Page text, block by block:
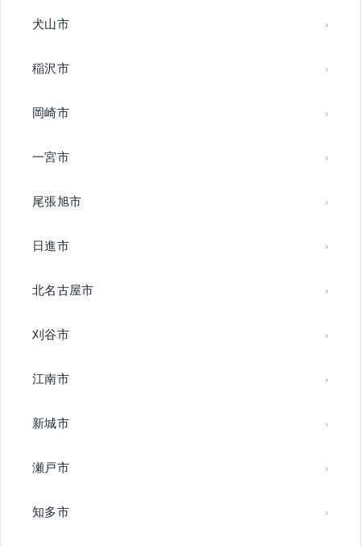
犬山市
稲沢市
岡崎市
一宮市
尾張旭市
日進市
北名古屋市
刈谷市
江南市
新城市
瀬戸市
知多市